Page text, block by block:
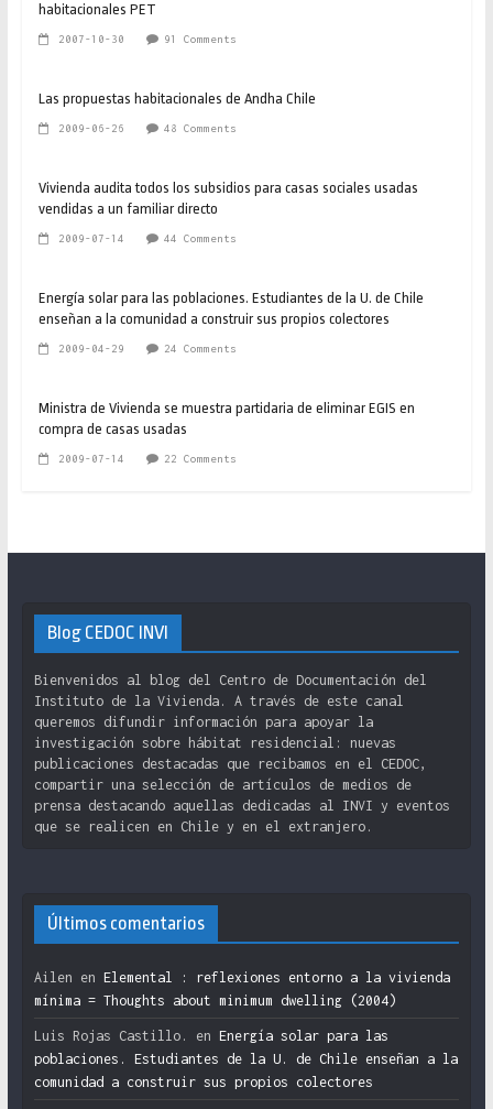
habitacionales PET
2007-10-30 91 Comments
Las propuestas habitacionales de Andha Chile
2009-06-26 48 Comments
Vivienda audita todos los subsidios para casas sociales usadas
vendidas a un familiar directo
2009-07-14 44 Comments
Energía solar para las poblaciones. Estudiantes de la U. de Chile
enseñan a la comunidad a construir sus propios colectores
2009-04-29 24 Comments
Ministra de Vivienda se muestra partidaria de eliminar EGIS en
compra de casas usadas
2009-07-14 22 Comments
Blog CEDOC INVI
Bienvenidos al blog del Centro de Documentación del
Instituto de la Vivienda. A través de este canal
queremos difundir información para apoyar la
investigación sobre hábitat residencial: nuevas
publicaciones destacadas que recibamos en el CEDOC,
compartir una selección de artículos de medios de
prensa destacando aquellas dedicadas al INVI y eventos
que se realicen en Chile y en el extranjero.
Últimos comentarios
Ailen en Elemental : reflexiones entorno a la vivienda
mínima = Thoughts about minimum dwelling (2004)
Luis Rojas Castillo. en Energía solar para las
poblaciones. Estudiantes de la U. de Chile enseñan a la
comunidad a construir sus propios colectores